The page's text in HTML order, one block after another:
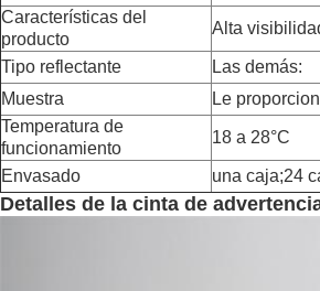
Características del
producto
Alta
Tipo reflectante
Las demás:
Muestra
Le
Temperatura de
funcionamiento
18 a 28°C
Envasado una caja;24
Detalles de la cinta de